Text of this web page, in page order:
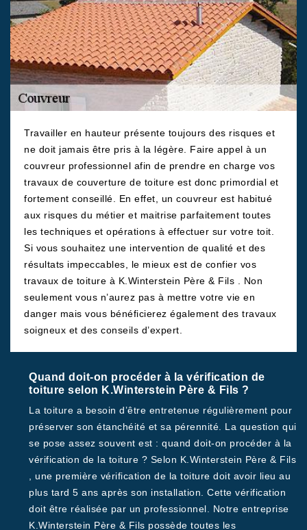
Travailler en hauteur présente toujours des risques et
ne doit jamais être pris à la légère. Faire appel à un
couvreur professionnel afin de prendre en charge vos
travaux de couverture de toiture est donc primordial et
fortement conseillé. En effet, un couvreur est habitué
aux risques du métier et maitrise parfaitement toutes
les techniques et opérations à effectuer sur votre toit.
Si vous souhaitez une intervention de qualité et des
résultats impeccables, le mieux est de confier vos
travaux de toiture à K.Winterstein Père & Fils . Non
seulement vous n’aurez pas à mettre votre vie en
danger mais vous bénéficierez également des travaux
soigneux et des conseils d’expert.
Quand doit-on procéder à la vérification de
toiture selon K.Winterstein Père & Fils ?
La toiture a besoin d’être entretenue régulièrement pour
préserver son étanchéité et sa pérennité. La question qui
se pose assez souvent est : quand doit-on procéder à la
vérification de la toiture ? Selon K.Winterstein Père & Fils
, une première vérification de la toiture doit avoir lieu au
plus tard 5 ans après son installation. Cette vérification
doit être réalisée par un professionnel. Notre entreprise
K.Winterstein Père & Fils possède toutes les